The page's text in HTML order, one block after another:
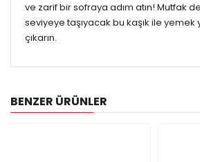
ve zarif bir sofraya adım atın! Mutfak
seviyeye taşıyacak bu kaşık ile yemek
çıkarın.
BENZER ÜRÜNLER